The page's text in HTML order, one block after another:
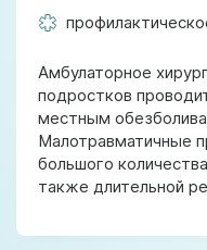
Амбулаторное
подростков
местным
Малотравматичные
большого
также длительной